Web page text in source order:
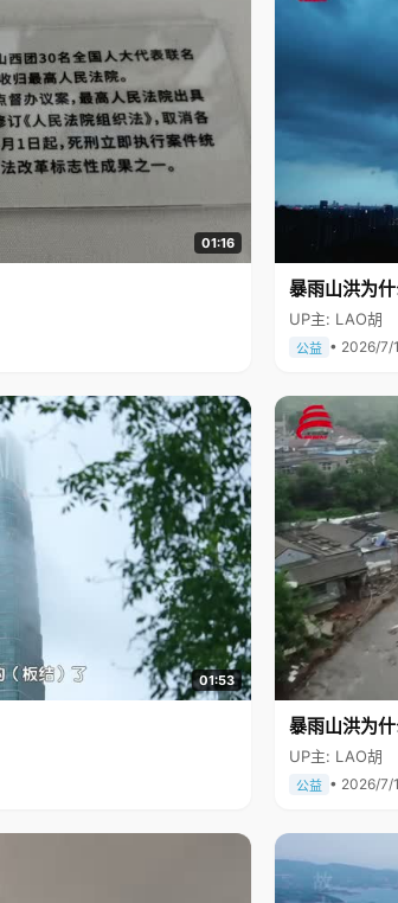
01:16
暴雨山洪为
UP主: LAO胡
公益 • 2026/7/
01:53
暴雨山洪为
UP主: LAO胡
公益 • 2026/7/